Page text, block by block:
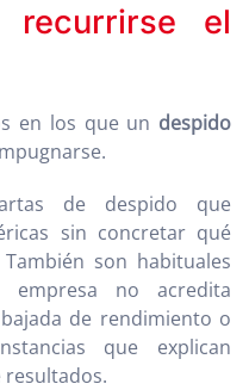
recurrirse el
en los que un despido
de despido que
sin concretar qué
son habituales
no acredita
de rendimiento o
que explican
resultados.